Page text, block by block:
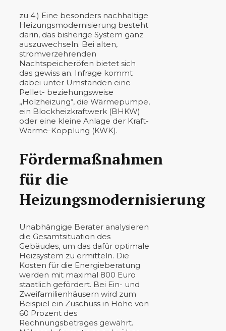
zu 4.) Eine besonders nachhaltige
Heizungsmodernisierung besteht
darin, das bisherige System ganz
auszuwechseln. Bei alten,
stromverzehrenden
Nachtspeicheröfen bietet sich
das gewiss an. Infrage kommt
dabei unter Umständen eine
Pellet- beziehungsweise
„Holzheizung“, die Wärmepumpe,
ein Blockheizkraftwerk (BHKW)
oder eine kleine Anlage der Kraft-
Wärme-Kopplung (KWK).
Fördermaßnahmen
für die
Heizungsmodernisierung
Unabhängige Berater analysieren
die Gesamtsituation des
Gebäudes, um das dafür optimale
Heizsystem zu ermitteln. Die
Kosten für die Energieberatung
werden mit maximal 800 Euro
staatlich gefördert. Bei Ein- und
Zweifamilienhäusern wird zum
Beispiel ein Zuschuss in Höhe von
60 Prozent des
Rechnungsbetrages gewährt.